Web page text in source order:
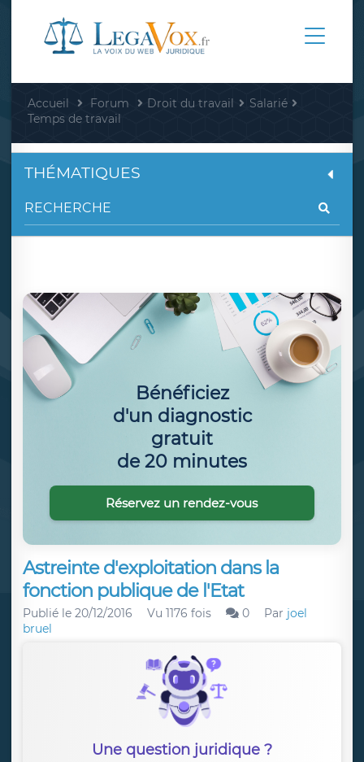
Accueil Forum Droit du travail
Salarié
Temps de travail
Astreinte d'exploitation dans la
fonction publique de l'Etat
Publié le 20/12/2016 Vu 1176 fois 0 Par joel
bruel
Une question juridique ?
THÉMATIQUES
Bénéficiez
d'un diagnostic
gratuit
de 20 minutes
Réservez un rendez-vous